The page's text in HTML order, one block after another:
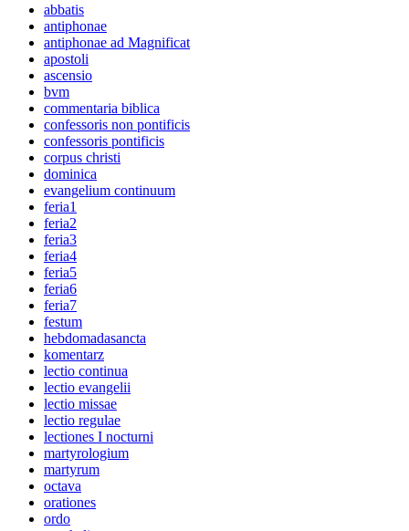
abbatis
antiphonae
antiphonae ad Magnificat
apostoli
ascensio
bvm
commentaria biblica
confessoris non pontificis
confessoris pontificis
corpus christi
dominica
evangelium continuum
feria1
feria2
feria3
feria4
feria5
feria6
feria7
festum
hebdomadasancta
komentarz
lectio continua
lectio evangelii
lectio missae
lectio regulae
lectiones I nocturni
martyrologium
martyrum
octava
orationes
ordo